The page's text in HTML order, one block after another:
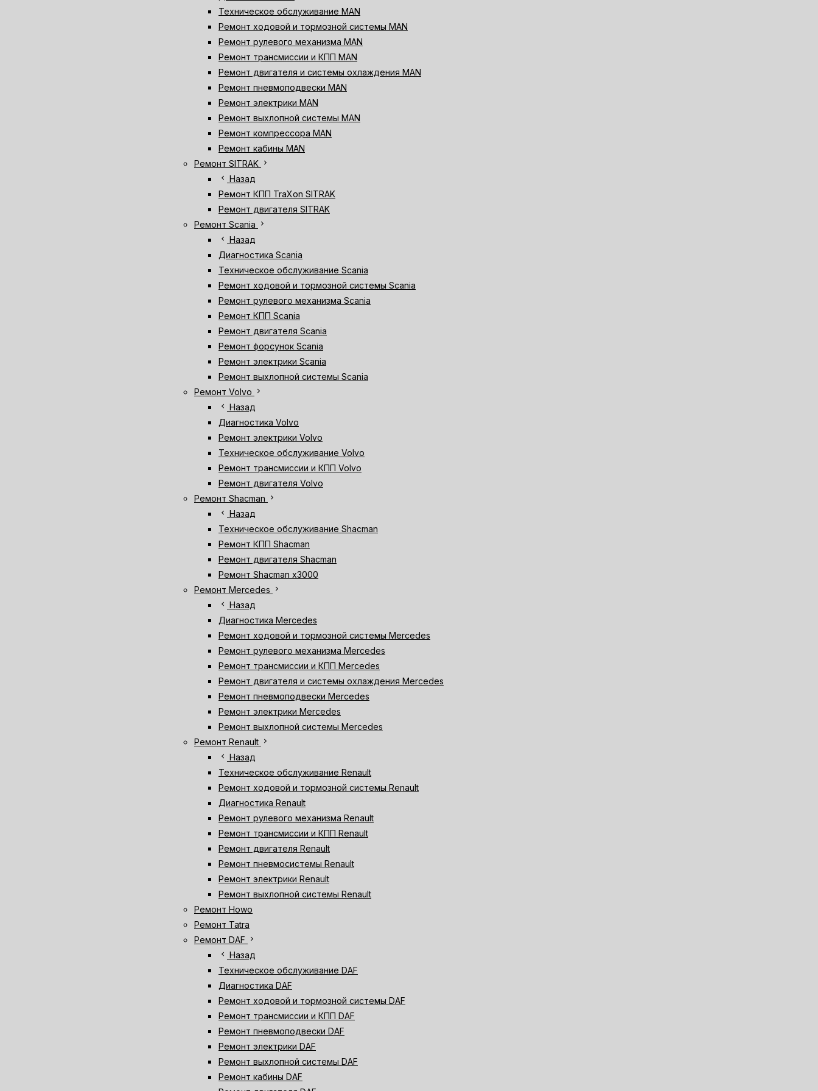
Техническое обслуживание MAN
Ремонт ходовой и тормозной системы MAN
Ремонт рулевого механизма MAN
Ремонт трансмиссии и КПП MAN
Ремонт двигателя и системы охлаждения MAN
Ремонт пневмоподвески MAN
Ремонт электрики MAN
Ремонт выхлопной системы MAN
Ремонт компрессора MAN
Ремонт кабины MAN
Ремонт SITRAK chevron_right
chevron_left Назад
Ремонт КПП TraXon SITRAK
Ремонт двигателя SITRAK
Ремонт Scania
chevron_right
chevron_left Назад
Диагностика Scania
Техническое обслуживание Scania
Ремонт ходовой и тормозной системы Scania
Ремонт рулевого механизма Scania
Ремонт КПП Scania
Ремонт двигателя Scania
Ремонт форсунок Scania
Ремонт электрики Scania
Ремонт выхлопной системы Scania
Ремонт Volvo
chevron_right
chevron_left Назад
Диагностика Volvo
Ремонт электрики Volvo
Техническое обслуживание Volvo
Ремонт трансмиссии и КПП Volvo
Ремонт двигателя Volvo
Ремонт Shacman
chevron_right
chevron_left Назад
Техническое обслуживание Shacman
Ремонт КПП Shacman
Ремонт двигателя Shacman
Ремонт Shacman х3000
Ремонт Mercedes
chevron_right
chevron_left Назад
Диагностика Mercedes
Ремонт ходовой и тормозной системы Mercedes
Ремонт рулевого механизма Mercedes
Ремонт трансмиссии и КПП Mercedes
Ремонт двигателя и системы охлаждения Mercedes
Ремонт пневмоподвески Mercedes
Ремонт электрики Mercedes
Ремонт выхлопной системы Mercedes
Ремонт Renault chevron_right
chevron_left Назад
Техническое обслуживание Renault
Ремонт ходовой и тормозной системы Renault
Диагностика Renault
Ремонт рулевого механизма Renault
Ремонт трансмиссии и КПП Renault
Ремонт двигателя Renault
Ремонт пневмосистемы Renault
Ремонт электрики Renault
Ремонт выхлопной системы Renault
Ремонт Howo
Ремонт Tatra
Ремонт DAF
chevron_right
chevron_left Назад
Техническое обслуживание DAF
Диагностика DAF
Ремонт ходовой и тормозной системы DAF
Ремонт трансмиссии и КПП DAF
Ремонт пневмоподвески DAF
Ремонт электрики DAF
Ремонт выхлопной системы DAF
Ремонт кабины DAF